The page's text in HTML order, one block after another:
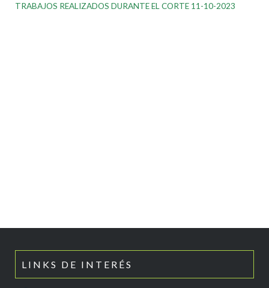
TRABAJOS REALIZADOS DURANTE EL CORTE 11-10-2023
LINKS DE INTERÉS